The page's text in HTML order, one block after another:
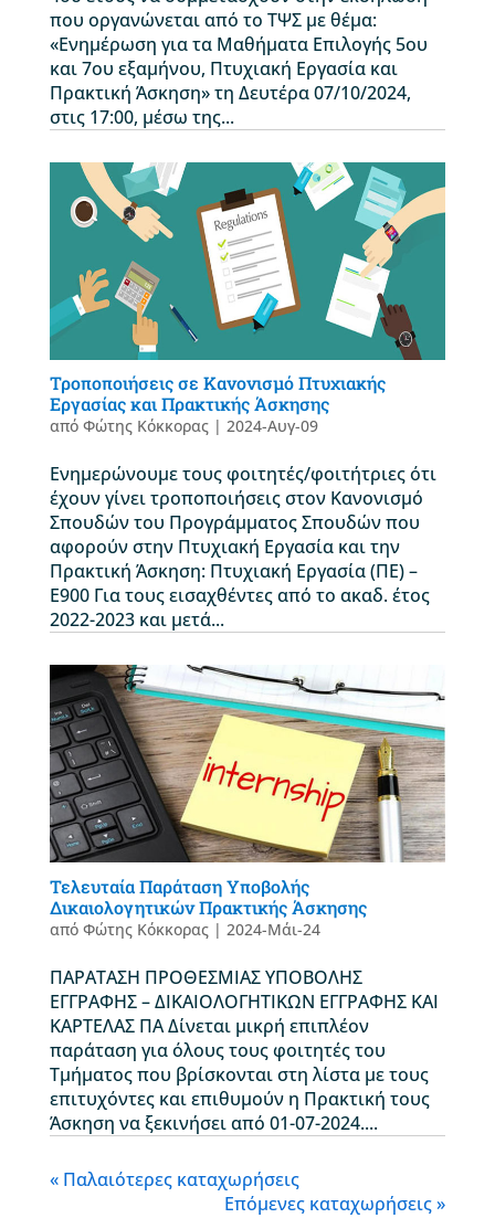
που οργανώνεται από το ΤΨΣ με θέμα:
«Ενημέρωση για τα Μαθήματα Επιλογής 5ου
και 7ου εξαμήνου, Πτυχιακή Εργασία και
Πρακτική Άσκηση» τη Δευτέρα 07/10/2024,
στις 17:00, μέσω της...
Τροποποιήσεις σε Κανονισμό Πτυχιακής
Εργασίας και Πρακτικής Άσκησης
από Φώτης Κόκκορας| 2024-Αυγ-09
Ενημερώνουμε τους φοιτητές/φοιτήτριες ότι
έχουν γίνει τροποποιήσεις στον Κανονισμό
Σπουδών του Προγράμματος Σπουδών που
αφορούν στην Πτυχιακή Εργασία και την
Πρακτική Άσκηση: Πτυχιακή Εργασία (ΠΕ) –
Ε900 Για τους εισαχθέντες από το ακαδ. έτος
2022-2023 και μετά...
Τελευταία Παράταση Υποβολής
Δικαιολογητικών Πρακτικής Άσκησης
από Φώτης Κόκκορας| 2024-Μάι-24
ΠΑΡΑΤΑΣΗ ΠΡΟΘΕΣΜΙΑΣ ΥΠΟΒΟΛΗΣ
ΕΓΓΡΑΦΗΣ – ΔΙΚΑΙΟΛΟΓΗΤΙΚΩΝ ΕΓΓΡΑΦΗΣ ΚΑΙ
ΚΑΡΤΕΛΑΣ ΠΑ Δίνεται μικρή επιπλέον
παράταση για όλους τους φοιτητές του
Τμήματος που βρίσκονται στη λίστα με τους
επιτυχόντες και επιθυμούν η Πρακτική τους
Άσκηση να ξεκινήσει από 01-07-2024....
« Παλαιότερες καταχωρήσεις
Επόμενες καταχωρήσεις »